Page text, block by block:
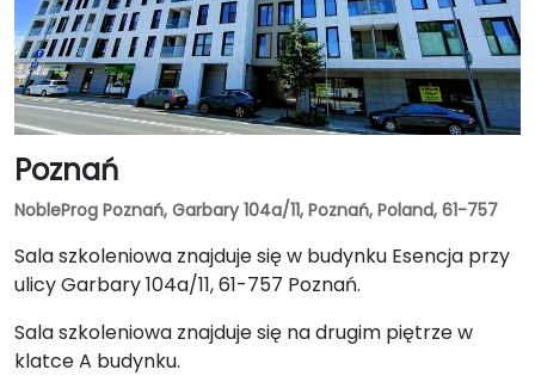
Poznań
NobleProg Poznań, Garbary 104a/11, Poznań, Poland, 61-757
Sala szkoleniowa znajduje się w budynku Esencja przy
ulicy Garbary 104a/11, 61-757 Poznań.
Sala szkoleniowa znajduje się na drugim piętrze w
klatce A budynku.